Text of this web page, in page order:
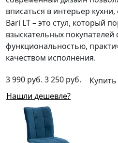
вписаться в интерьер
Bari LT – это стул, который
взыскательных покупателей
функциональностью,
качеством исполнения.
3 990 руб. 3 250 руб.
Купить
Нашли дешевле?